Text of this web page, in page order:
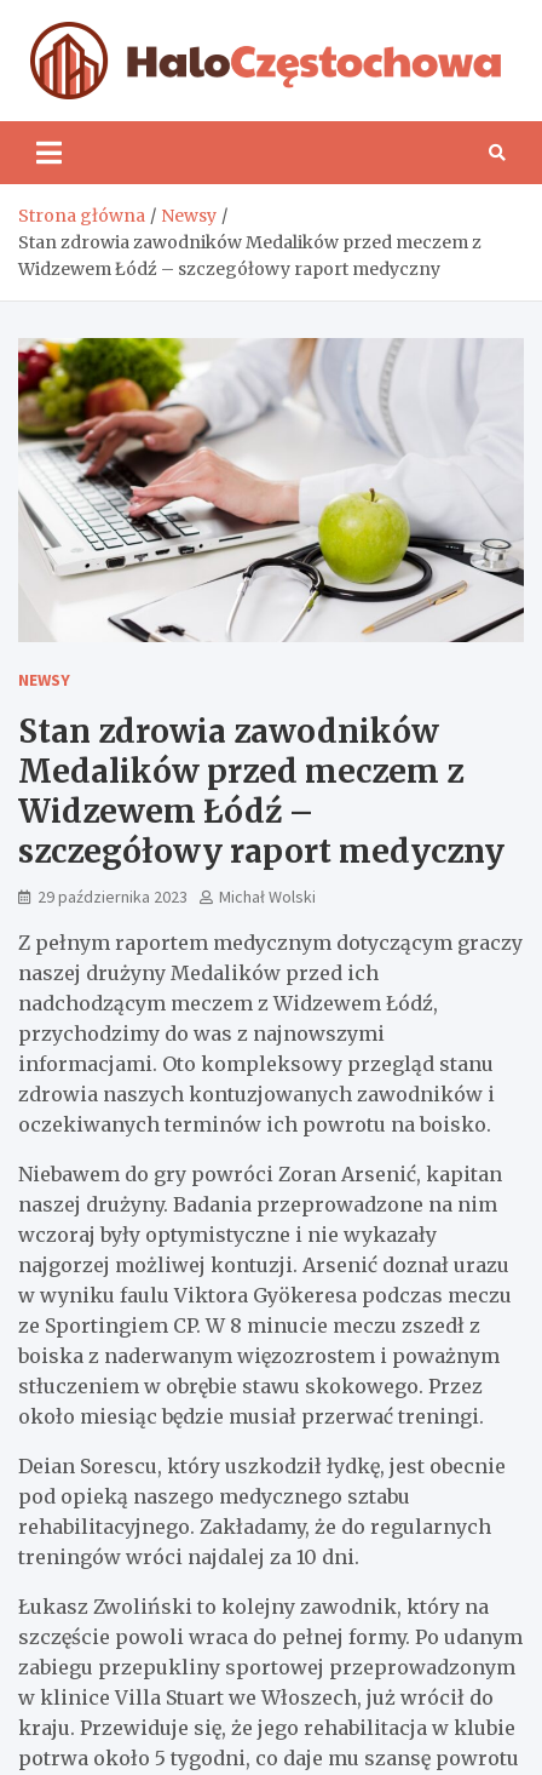
content
Strona główna
Newsy
Stan zdrowia zawodników Medalików przed meczem z
Widzewem Łódź – szczegółowy raport medyczny
NEWSY
Stan zdrowia zawodników
Medalików przed meczem z
Widzewem Łódź –
szczegółowy raport medyczny
29 października 2023 Michał Wolski
Z pełnym raportem medycznym dotyczącym graczy
naszej drużyny Medalików przed ich
nadchodzącym meczem z Widzewem Łódź,
przychodzimy do was z najnowszymi
informacjami. Oto kompleksowy przegląd stanu
zdrowia naszych kontuzjowanych zawodników i
oczekiwanych terminów ich powrotu na boisko.
Niebawem do gry powróci Zoran Arsenić, kapitan
naszej drużyny. Badania przeprowadzone na nim
wczoraj były optymistyczne i nie wykazały
najgorzej możliwej kontuzji. Arsenić doznał urazu
w wyniku faulu Viktora Gyökeresa podczas meczu
ze Sportingiem CP. W 8 minucie meczu zszedł z
boiska z naderwanym więzozrostem i poważnym
stłuczeniem w obrębie stawu skokowego. Przez
około miesiąc będzie musiał przerwać treningi.
Deian Sorescu, który uszkodził łydkę, jest obecnie
pod opieką naszego medycznego sztabu
rehabilitacyjnego. Zakładamy, że do regularnych
treningów wróci najdalej za 10 dni.
Łukasz Zwoliński to kolejny zawodnik, który na
szczęście powoli wraca do pełnej formy. Po udanym
zabiegu przepukliny sportowej przeprowadzonym
w klinice Villa Stuart we Włoszech, już wrócił do
kraju. Przewiduje się, że jego rehabilitacja w klubie
potrwa około 5 tygodni, co daje mu szansę powrotu